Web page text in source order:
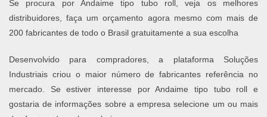
Se procura por Andaime tipo tubo roll, veja os melhores
distribuidores, faça um orçamento agora mesmo com mais de
200 fabricantes de todo o Brasil gratuitamente a sua escolha
Desenvolvido para compradores, a plataforma Soluções
Industriais criou o maior número de fabricantes referência no
mercado. Se estiver interesse por Andaime tipo tubo roll e
gostaria de informações sobre a empresa selecione um ou mais